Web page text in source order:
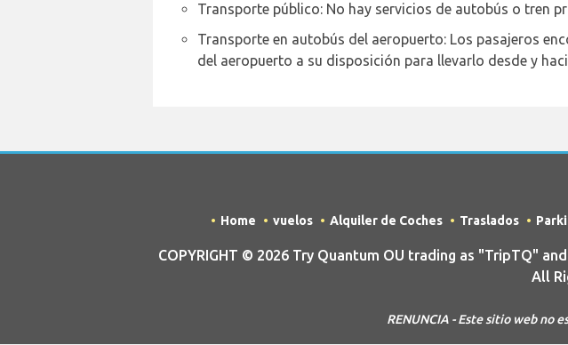
Transporte público: No hay servicios de autobús o tren
Transporte en autobús del aeropuerto: Los pasajeros
del aeropuerto a su disposición para llevarlo desde y
Home vuelos Alquiler de Coches Traslados
COPYRIGHT © 2026 Try Quantum OU trading as "TripTQ"
All
RENUNCIA - Este sitio web no